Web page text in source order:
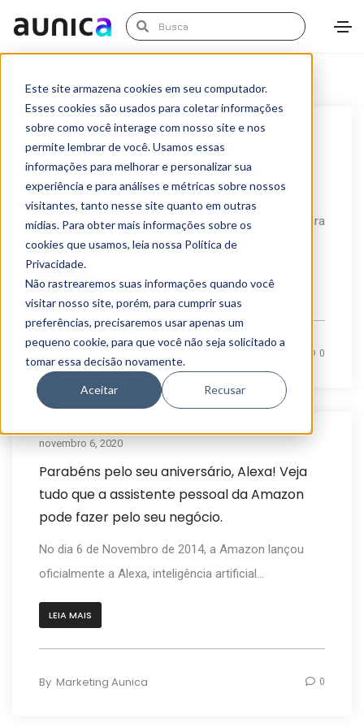
Este site armazena cookies em seu computador.
Esses cookies são usados para coletar informações
sobre como você interage com nosso site e nos
permite lembrar de você. Usamos essas
informações para melhorar e personalizar sua
experiência e para análises e métricas sobre nossos
visitantes, tanto nesse site quanto em outras
mídias. Para obter mais informações sobre os
cookies que usamos, leia nossa Política de
Privacidade.
Não rastrearemos suas informações quando você
visitar nosso site, porém, para cumprir suas
preferências, precisaremos usar apenas um
pequeno cookie, para que você não seja solicitado a
tomar essa decisão novamente.
Aceitar Recusar
Desafio Skill Alexa: confira as melhores
sugestões e a Skill vencedora
Realizamos um desafio para criar uma nova Skill para
a Alexa, inteligência artificial e assistente...
LEIA MAIS
0
novembro 6, 2020
Parabéns pelo seu aniversário, Alexa! Veja
tudo que a assistente pessoal da Amazon
pode fazer pelo seu negócio.
No dia 6 de Novembro de 2014, a Amazon lançou
oficialmente a Alexa, inteligência artificial...
LEIA MAIS
By Marketing Aunica 0